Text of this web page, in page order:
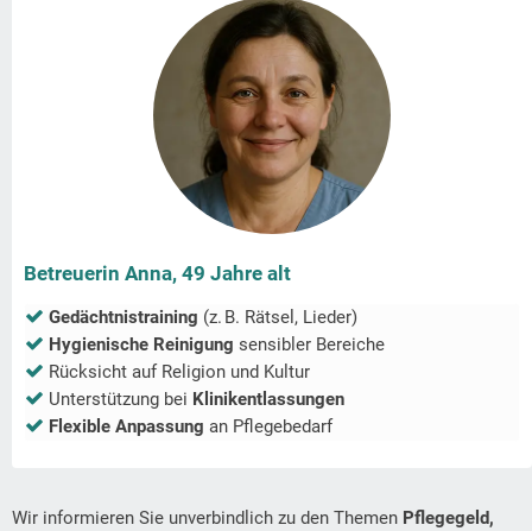
Betreuerin Anna, 49 Jahre alt
Gedächtnistraining (z. B. Rätsel, Lieder)
Hygienische Reinigung sensibler Bereiche
Rücksicht auf Religion und Kultur
Unterstützung bei Klinikentlassungen
Flexible Anpassung an Pflegebedarf
Wir informieren Sie unverbindlich zu den Themen Pflegegeld,